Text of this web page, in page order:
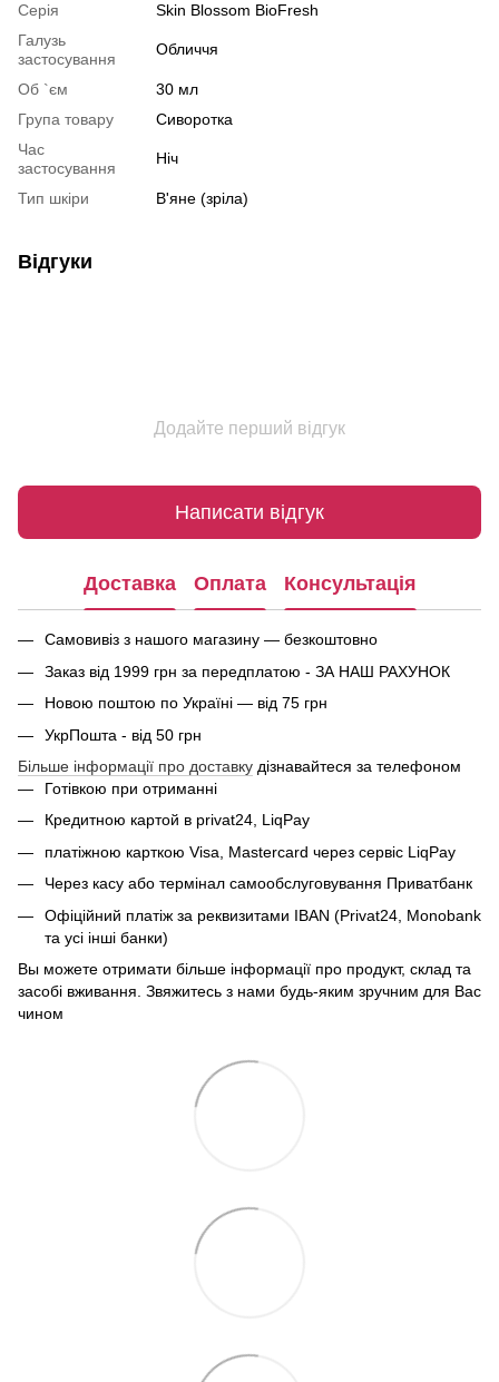
Серія
Skin Blossom BioFresh
Галузь
застосування
Обличчя
Об `єм
30 мл
Група товару
Сиворотка
Час
застосування
Ніч
Тип шкіри В'яне (зріла)
Відгуки
Додайте перший відгук
Написати відгук
Доставка Оплата Консультація
Самовивіз з нашого магазину — безкоштовно
Заказ від 1999 грн за передплатою - ЗА НАШ РАХУНОК
Новою поштою по Україні — від 75 грн
УкрПошта - від 50 грн
Більше інформації про доставку дізнавайтеся за телефоном
Готівкою при отриманні
Кредитною картой в privat24, LiqPay
платіжною карткою Visa, Mastercard через сервіс LiqPay
Через касу або термінал самообслуговування Приватбанк
Офіційний платіж за реквизитами IBAN (Privat24, Monobank
та усі інші банки)
Вы можете отримати більше інформації про продукт, склад та
засобі вживання. Звяжитесь з нами будь-яким зручним для Вас
чином